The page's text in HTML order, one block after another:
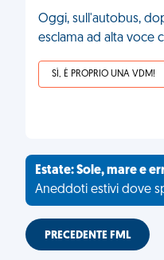
Oggi, sull'autobus,
esclama ad alta voce
SÌ, È PROPRIO UNA VDM!
Estate: Sole, mare e
Aneddoti estivi dove
PRECEDENTE FML